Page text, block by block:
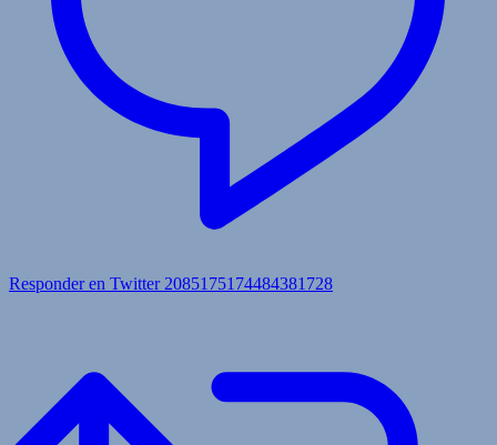
Responder en Twitter 2085175174484381728